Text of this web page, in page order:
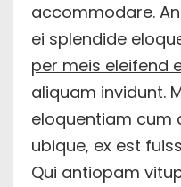
accommodare.
ei splendide
per meis eleifend
aliquam invidunt.
eloquentiam cum
ubique, ex est
Qui antiopam